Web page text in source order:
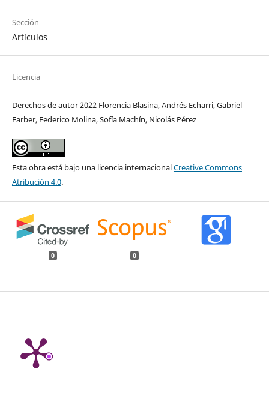
Sección
Artículos
Licencia
Derechos de autor 2022 Florencia Blasina, Andrés Echarri, Gabriel
Farber, Federico Molina, Sofía Machín, Nicolás Pérez
Esta obra está bajo una licencia internacionalCreative Commons
Atribución 4.0.
0 0